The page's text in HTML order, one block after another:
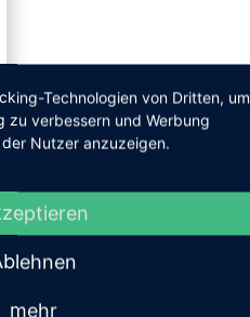
Technologien von Dritten, um
zu verbessern und Werbung
Nutzer anzuzeigen.
mehr